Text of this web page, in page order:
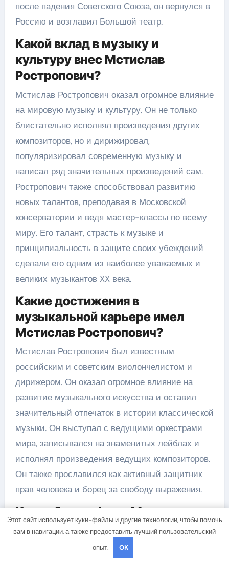
после падения Советского Союза, он вернулся в
Россию и возглавил Большой театр.
Какой вклад в музыку и
культуру внес Мстислав
Ростропович?
Мстислав Ростропович оказал огромное влияние
на мировую музыку и культуру. Он не только
блистательно исполнял произведения других
композиторов, но и дирижировал,
популяризировал современную музыку и
написал ряд значительных произведений сам.
Ростропович также способствовал развитию
новых талантов, преподавая в Московской
консерватории и ведя мастер-классы по всему
миру. Его талант, страсть к музыке и
принципиальность в защите своих убеждений
сделали его одним из наиболее уважаемых и
великих музыкантов XX века.
Какие достижения в
музыкальной карьере имел
Мстислав Ростропович?
Мстислав Ростропович был известным
российским и советским виолончелистом и
дирижером. Он оказал огромное влияние на
развитие музыкального искусства и оставил
значительный отпечаток в истории классической
музыки. Он выступал с ведущими оркестрами
мира, записывался на знаменитых лейблах и
исполнял произведения ведущих композиторов.
Он также прославился как активный защитник
прав человека и борец за свободу выражения.
Какая биография у Мстислава
Ростроповича?
Мстислав Ростропович родился 27 марта 1927
года в Баку, Азербайджанская ССР. Он был
Этот сайт использует куки-файлы и другие технологии, чтобы помочь
вам в навигации, а также предоставить лучший пользовательский
опыт.
OK